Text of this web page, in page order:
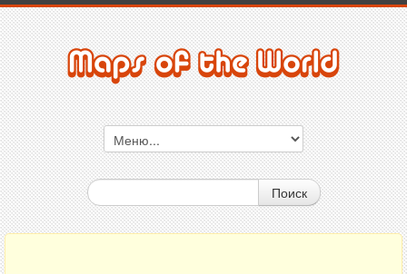
Поиск